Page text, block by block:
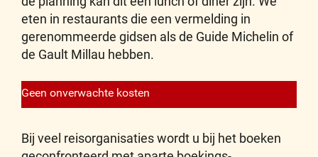
eten in restaurants die een vermelding in
gerenommeerde gidsen als de Guide Michelin of
de Gault Millau hebben.
Geen onverwachte kosten
Bij veel reisorganisaties wordt u bij het boeken